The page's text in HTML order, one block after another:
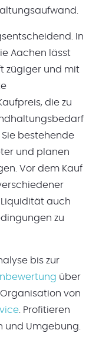
In
Aachen lässt
zügiger und mit
die zu
bestehende
und planen
Vor dem Kauf
Liquidität auch
zu
bis zur
über
von
. Profitieren
und Umgebung.